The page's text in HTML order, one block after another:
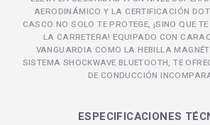
AERODINÁMICO Y LA CERTIFICACIÓN
CASCO NO SOLO TE PROTEGE, ¡SINO QUE
LA CARRETERA! EQUIPADO CON
VANGUARDIA COMO LA HEBILLA
SISTEMA SHOCKWAVE BLUETOOTH, TE
DE CONDUCCIÓN
ESPECIFICACIONES